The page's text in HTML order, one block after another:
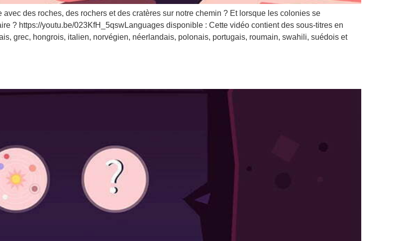
des roches, des rochers et des cratères sur notre chemin ? Et lorsque les colonies se
? https://youtu.be/023KfH_5qswLanguages disponible : Cette vidéo contient des sous-titres en
grec, hongrois, italien, norvégien, néerlandais, polonais, portugais, roumain, swahili, suédois et